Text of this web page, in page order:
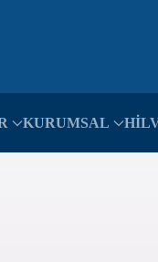
KURUMSAL